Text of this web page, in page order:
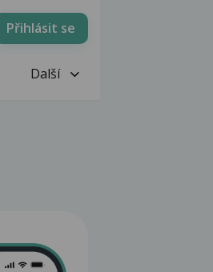
Přihlásit se
Další